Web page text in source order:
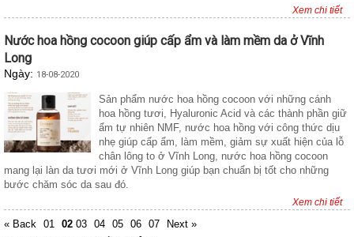
Xem chi tiết
Nước hoa hồng cocoon giúp cấp ẩm và làm mềm da ở Vĩnh
Long
Ngày: 18-08-2020
Sản phẩm nước hoa hồng cocoon với những cánh
hoa hồng tươi, Hyaluronic Acid và các thành phần giữ
ẩm tự nhiên NMF, nước hoa hồng với công thức dịu
nhẹ giúp cấp ẩm, làm mềm, giảm sự xuất hiện của lỗ
chân lông to ở Vĩnh Long, nước hoa hồng cocoon
mang lại làn da tươi mới ở Vĩnh Long giúp bạn chuẩn bị tốt cho những
bước chăm sóc da sau đó.
Xem chi tiết
« Back 01 02 03 04 05 06 07 Next »